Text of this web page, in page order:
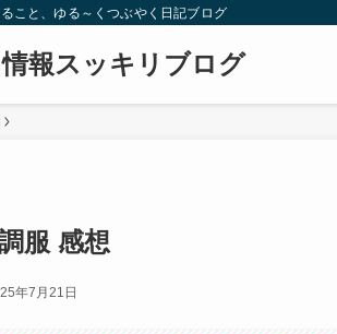
こと、ゆる～くつぶやく日記ブログ
報スッキリブログ
服 感想
年7月21日